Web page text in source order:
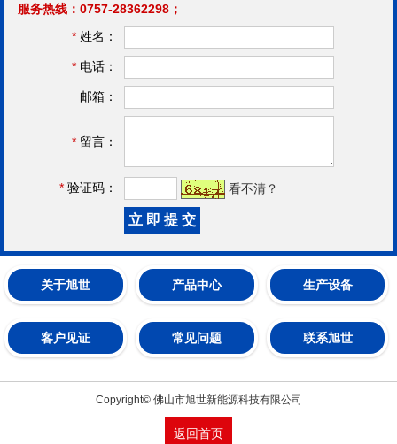
服务热线：0757-28362298；
* 姓名：
* 电话：
邮箱：
* 留言：
* 验证码： 看不清？
关于旭世 产品中心 生产设备
客户见证 常见问题 联系旭世
Copyright© 佛山市旭世新能源科技有限公司
返回首页